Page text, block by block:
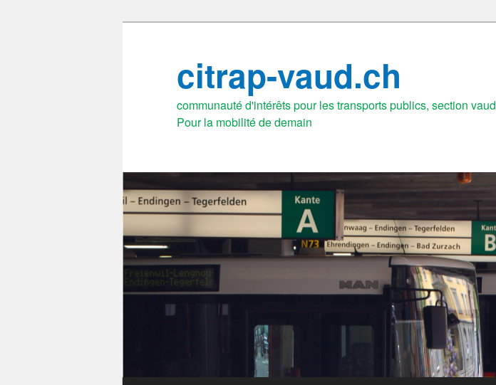
citrap-vaud.ch
communauté d'intérêts pour les transports publics, section vaud